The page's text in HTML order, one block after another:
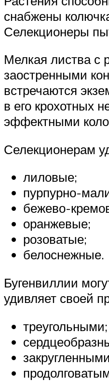
снабжены
Селекционеры
Мелкая листва с
заостренными
встречаются
в его крохотных
эффектными
Селекционерам
лиловые;
пурпурно-
бежево-
оранжевые;
розоватые;
белоснежные.
Бугенвиллии
удивляет своей
треугольными;